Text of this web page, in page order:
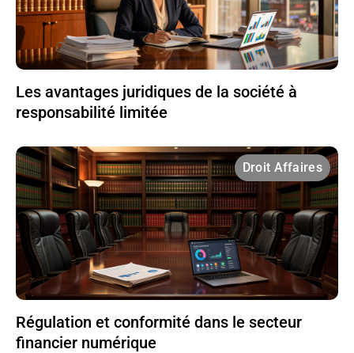
Les avantages juridiques de la société à
responsabilité limitée
Droit Affaires
Régulation et conformité dans le secteur
financier numérique